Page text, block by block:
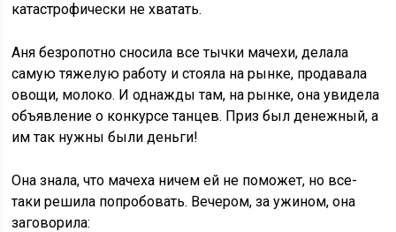
катастрофически не хватать.
Аня безропотно сносила все тычки мачехи, делала
самую тяжелую работу и стояла на рынке, продавала
овощи, молоко. И однажды там, на рынке, она увидела
объявление о конкурсе танцев. Приз был денежный, а
им так нужны были деньги!
Она знала, что мачеха ничем ей не поможет, но все-
таки решила попробовать. Вечером, за ужином, она
заговорила: